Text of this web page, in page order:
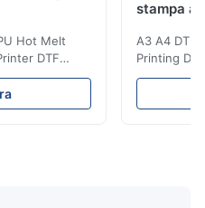
Hot Melt
DTF
Bonding
Temperature
Time 8-20
stampa a
A3 A4 DTF
Printing
application
pattern